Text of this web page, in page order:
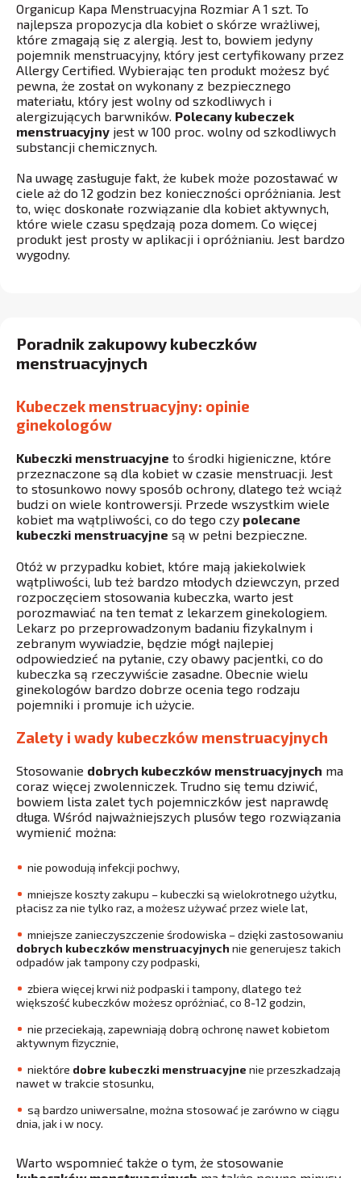
Organicup Kapa Menstruacyjna Rozmiar A 1 szt. To
najlepsza propozycja dla kobiet o skórze wrażliwej,
które zmagają się z alergią. Jest to, bowiem jedyny
pojemnik menstruacyjny, który jest certyfikowany przez
Allergy Certified. Wybierając ten produkt możesz być
pewna, że został on wykonany z bezpiecznego
materiału, który jest wolny od szkodliwych i
alergizujących barwników. Polecany kubeczek
menstruacyjny jest w 100 proc. wolny od szkodliwych
substancji chemicznych.
Na uwagę zasługuje fakt, że kubek może pozostawać w
ciele aż do 12 godzin bez konieczności opróżniania. Jest
to, więc doskonałe rozwiązanie dla kobiet aktywnych,
które wiele czasu spędzają poza domem. Co więcej
produkt jest prosty w aplikacji i opróżnianiu. Jest bardzo
wygodny.
Poradnik zakupowy kubeczków
menstruacyjnych
Kubeczek menstruacyjny: opinie
ginekologów
Kubeczki menstruacyjne to środki higieniczne, które
przeznaczone są dla kobiet w czasie menstruacji. Jest
to stosunkowo nowy sposób ochrony, dlatego też wciąż
budzi on wiele kontrowersji. Przede wszystkim wiele
kobiet ma wątpliwości, co do tego czy polecane
kubeczki menstruacyjne są w pełni bezpieczne.
Otóż w przypadku kobiet, które mają jakiekolwiek
wątpliwości, lub też bardzo młodych dziewczyn, przed
rozpoczęciem stosowania kubeczka, warto jest
porozmawiać na ten temat z lekarzem ginekologiem.
Lekarz po przeprowadzonym badaniu fizykalnym i
zebranym wywiadzie, będzie mógł najlepiej
odpowiedzieć na pytanie, czy obawy pacjentki, co do
kubeczka są rzeczywiście zasadne. Obecnie wielu
ginekologów bardzo dobrze ocenia tego rodzaju
pojemniki i promuje ich użycie.
Zalety i wady kubeczków menstruacyjnych
Stosowanie dobrych kubeczków menstruacyjnych ma
coraz więcej zwolenniczek. Trudno się temu dziwić,
bowiem lista zalet tych pojemniczków jest naprawdę
długa. Wśród najważniejszych plusów tego rozwiązania
wymienić można:
nie powodują infekcji pochwy,
mniejsze koszty zakupu – kubeczki są wielokrotnego użytku,
płacisz za nie tylko raz, a możesz używać przez wiele lat,
mniejsze zanieczyszczenie środowiska – dzięki zastosowaniu
dobrych kubeczków menstruacyjnych nie generujesz takich
odpadów jak tampony czy podpaski,
zbiera więcej krwi niż podpaski i tampony, dlatego też
większość kubeczków możesz opróżniać, co 8-12 godzin,
nie przeciekają, zapewniają dobrą ochronę nawet kobietom
aktywnym fizycznie,
niektóre dobre kubeczki menstruacyjne nie przeszkadzają
nawet w trakcie stosunku,
są bardzo uniwersalne, można stosować je zarówno w ciągu
dnia, jak i w nocy.
Warto wspomnieć także o tym, że stosowanie